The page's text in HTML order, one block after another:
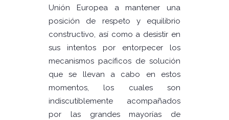
Unión Europea a mantener una
posición de respeto y equilibrio
constructivo, así como a desistir en
sus intentos por entorpecer los
mecanismos pacíficos de solución
que se llevan a cabo en estos
momentos, los cuales son
indiscutiblemente acompañados
por las grandes mayorías de